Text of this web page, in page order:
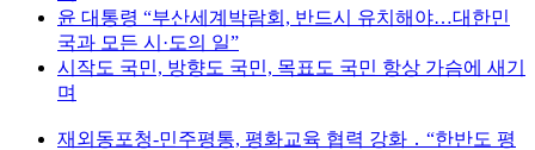
윤 대통령 “부산세계박람회, 반드시 유치해야…대한민
국과 모든 시·도의 일”
시작도 국민, 방향도 국민, 목표도 국민 항상 가슴에 새기
며
재외동포청-민주평통, 평화교육 협력 강화 ․ “한반도 평